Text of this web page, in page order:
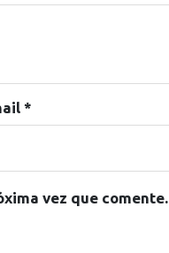
*
vez que comente.